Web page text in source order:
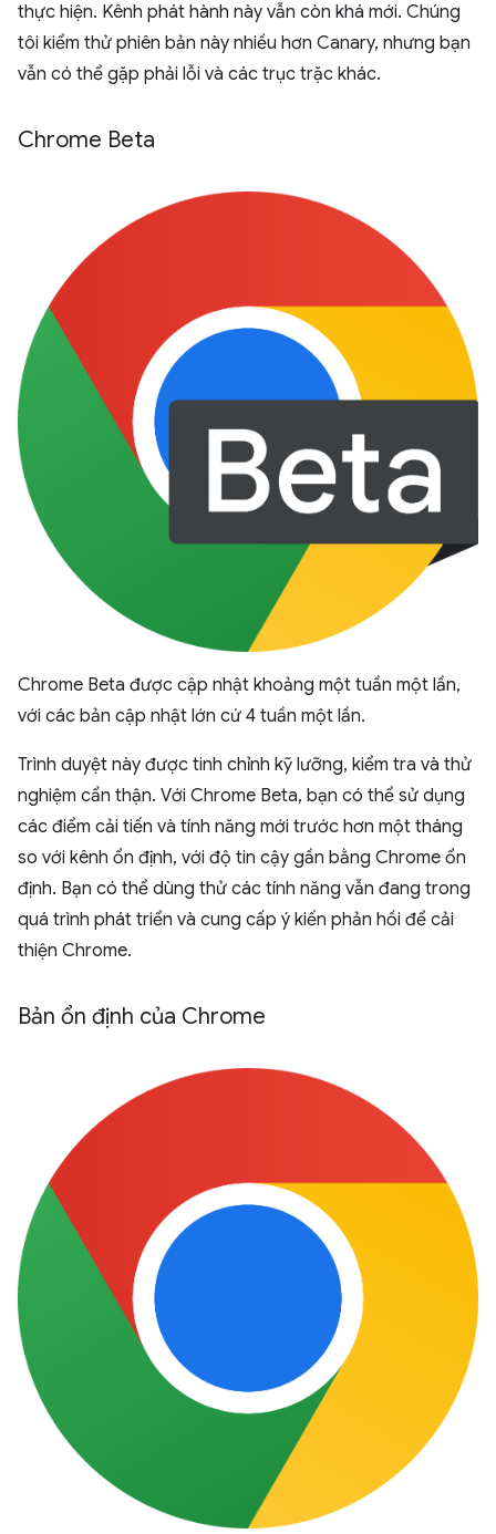
thực hiện. Kênh phát hành này vẫn còn khá mới. Chúng
tôi kiểm thử phiên bản này nhiều hơn Canary, nhưng bạn
vẫn có thể gặp phải lỗi và các trục trặc khác.
Chrome Beta
Chrome Beta được cập nhật khoảng một tuần một lần,
với các bản cập nhật lớn cứ 4 tuần một lần.
Trình duyệt này được tinh chỉnh kỹ lưỡng, kiểm tra và thử
nghiệm cẩn thận. Với Chrome Beta, bạn có thể sử dụng
các điểm cải tiến và tính năng mới trước hơn một tháng
so với kênh ổn định, với độ tin cậy gần bằng Chrome ổn
định. Bạn có thể dùng thử các tính năng vẫn đang trong
quá trình phát triển và cung cấp ý kiến phản hồi để cải
thiện Chrome.
Bản ổn định của Chrome